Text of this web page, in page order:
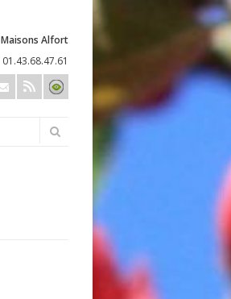
Maisons Alfort
01.43.68.47.61